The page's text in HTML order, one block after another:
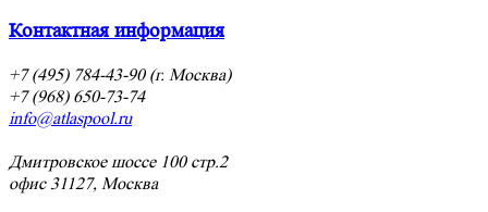
Контактная информация
+7 (495) 784-43-90 (г. Москва)
+7 (968) 650-73-74
info@atlaspool.ru
Дмитровское шоссе 100 стр.2
офис 31127, Москва